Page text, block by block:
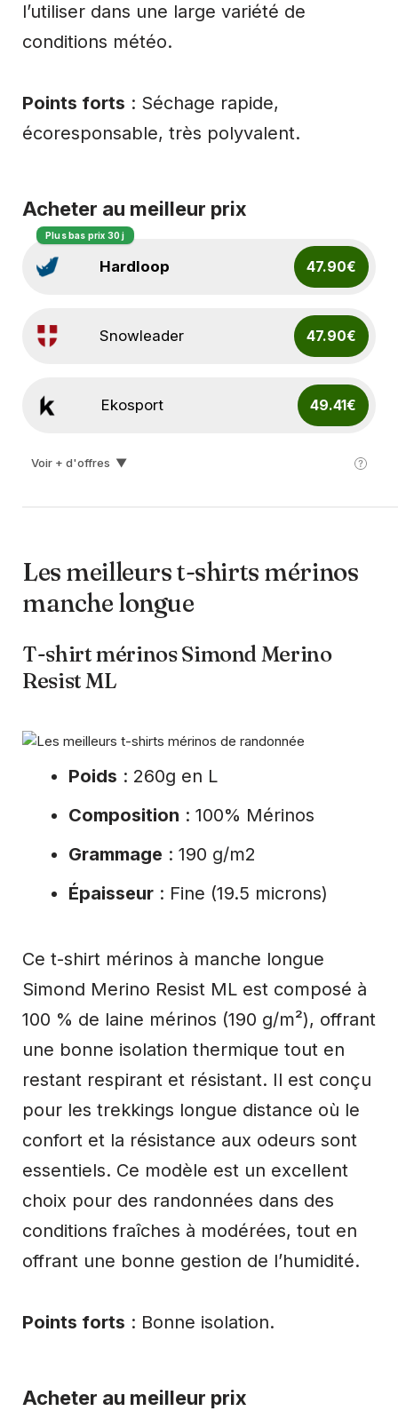
l’utiliser dans une large variété de
conditions météo.
Points forts : Séchage rapide,
écoresponsable, très polyvalent.
Acheter au meilleur prix
Hardloop 47.90€
Plus bas prix 30 j
Snowleader 47.90€
Ekosport 49.41€
Voir + d'offres ▼
Les meilleurs t-shirts mérinos
manche longue
T-shirt mérinos Simond Merino
Resist ML
Poids : 260g en L
Composition : 100% Mérinos
Grammage : 190 g/m2
Épaisseur: Fine (19.5 microns)
Ce t-shirt mérinos à manche longue
Simond Merino Resist ML est composé à
100 % de laine mérinos (190 g/m²), offrant
une bonne isolation thermique tout en
restant respirant et résistant. Il est conçu
pour les trekkings longue distance où le
confort et la résistance aux odeurs sont
essentiels. Ce modèle est un excellent
choix pour des randonnées dans des
conditions fraîches à modérées, tout en
offrant une bonne gestion de l’humidité.
Points forts : Bonne isolation.
Acheter au meilleur prix